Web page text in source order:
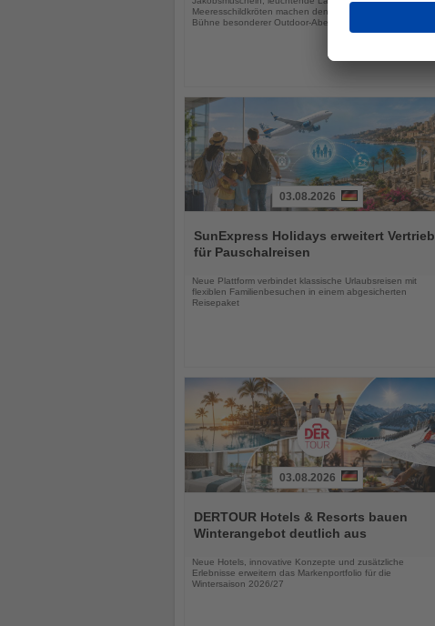
Meeresschildkröten machen den Sunshine State zur
Bühne besonderer Outdoor-Abenteuer
Sie
die
03.08.2026
SunExpress Holidays erweitert Vertrieb
für Pauschalreisen
Neue Plattform verbindet klassische Urlaubsreisen mit
flexiblen Familienbesuchen in einem abgesicherten
Reisepaket
Sie
die
Nachrichten
03.08.2026
DERTOUR Hotels & Resorts bauen
Winterangebot deutlich aus
Neue Hotels, innovative Konzepte und zusätzliche
Erlebnisse erweitern das Markenportfolio für die
Wintersaison 2026/27